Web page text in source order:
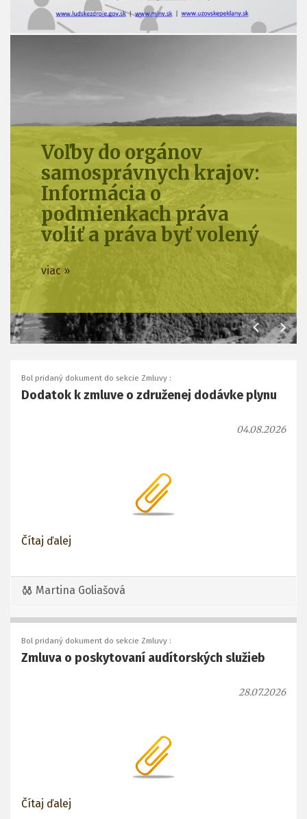
Voľby do orgánov
samosprávy obcí:
Informácia o
podmienkach práva
voliť a práva byť volený
viac »
Bol pridaný dokument do sekcie Zmluvy :
Dodatok k zmluve o združenej dodávke plynu
04.08.2026
Čítaj ďalej
Martina Goliašová
Bol pridaný dokument do sekcie Zmluvy :
Zmluva o poskytovaní audítorských služieb
28.07.2026
Čítaj ďalej